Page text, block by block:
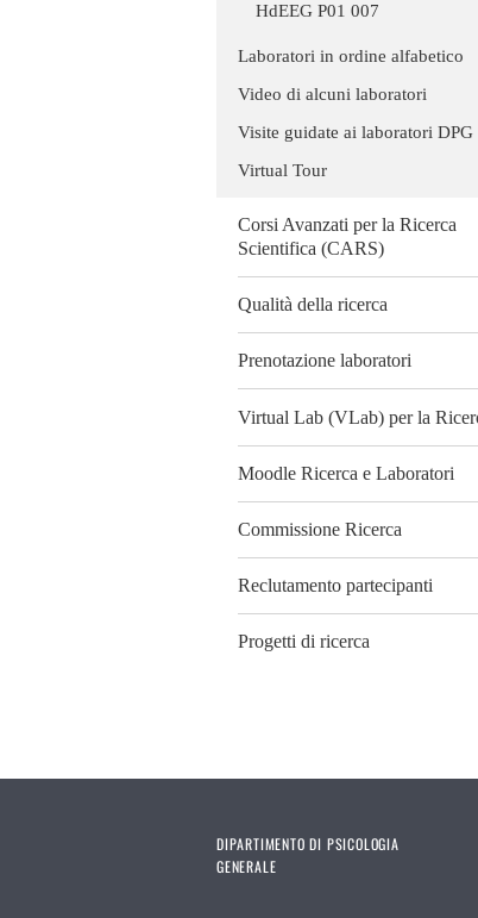
HdEEG P01 007
Laboratori in ordine alfabetico
Video di alcuni laboratori
Visite guidate ai laboratori DPG
Virtual Tour
Corsi Avanzati per la Ricerca
Scientifica (CARS)
Qualità della ricerca
Prenotazione laboratori
Virtual Lab (VLab) per la
Moodle Ricerca e Laboratori
Commissione Ricerca
Reclutamento partecipanti
Progetti di ricerca
DIPARTIMENTO DI PSICOLOGIA
GENERALE